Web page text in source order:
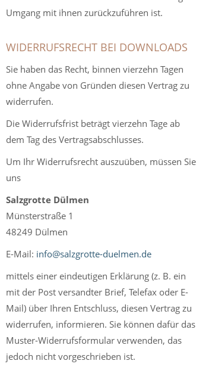
Umgang mit ihnen zurückzuführen ist.
WIDERRUFSRECHT BEI DOWNLOADS
Sie haben das Recht, binnen vierzehn Tagen
ohne Angabe von Gründen diesen Vertrag zu
widerrufen.
Die Widerrufsfrist beträgt vierzehn Tage ab
dem Tag des Vertragsabschlusses.
Um Ihr Widerrufsrecht auszuüben, müssen Sie
uns
Salzgrotte Dülmen
Münsterstraße 1
48249 Dülmen
E-Mail: info@salzgrotte-duelmen.de
mittels einer eindeutigen Erklärung (z. B. ein
mit der Post versandter Brief, Telefax oder E-
Mail) über Ihren Entschluss, diesen Vertrag zu
widerrufen, informieren. Sie können dafür das
Muster-Widerrufsformular verwenden, das
jedoch nicht vorgeschrieben ist.